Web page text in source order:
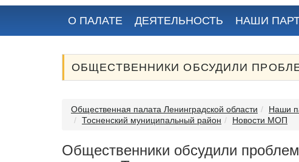
Ленинградской области от 31 мая
О ПАЛАТЕ ДЕЯТЕЛЬНОСТЬ НАШИ
ОБЩЕСТВЕННИКИ ОБСУДИЛИ
Общественная палата Ленинградской области Наши
Тосненский муниципальный район
Новости МОП
Общественники обсудили